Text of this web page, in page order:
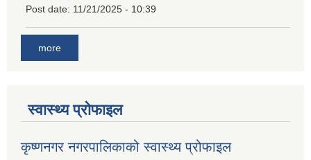
Post date: 11/21/2025 - 10:39
more
स्वास्थ्य प्रोफाइल
कृष्णनगर नगरपालिकाको स्वास्थ्य प्रोफाइल